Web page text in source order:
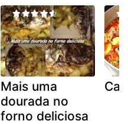
Mais uma
dourada no
forno deliciosa